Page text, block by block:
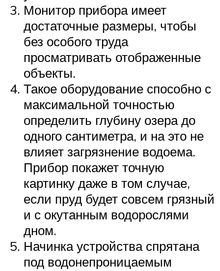
Монитор прибора имеет
достаточные размеры, чтобы
без особого труда
просматривать отображенные
объекты.
Такое оборудование способно с
максимальной точностью
определить глубину озера до
одного сантиметра, и на это не
влияет загрязнение водоема.
Прибор покажет точную
картинку даже в том случае,
если пруд будет совсем грязный
и с окутанным водорослями
дном.
Начинка устройства спрятана
под водонепроницаемым